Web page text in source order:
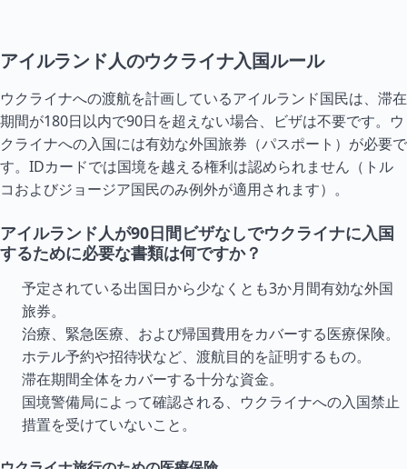
アイルランド人のウクライナ入国ルール
ウクライナへの渡航を計画しているアイルランド国民は、滞在
期間が180日以内で90日を超えない場合、ビザは不要です。ウ
クライナへの入国には有効な外国旅券（パスポート）が必要で
す。IDカードでは国境を越える権利は認められません（ トル
コおよびジョージア国民のみ例外が適用されます）。
アイルランド人が90日間ビザなしでウクライナに入国
するために必要な書類は何ですか？
予定されている出国日から少なくとも3か月間有効な外国
旅券。
治療、緊急医療、および帰国費用をカバーする医療保険。
ホテル予約や招待状など、渡航目的を証明するもの。
滞在期間全体をカバーする十分な資金。
国境警備局によって確認される、ウクライナへの入国禁止
措置を受けていないこと。